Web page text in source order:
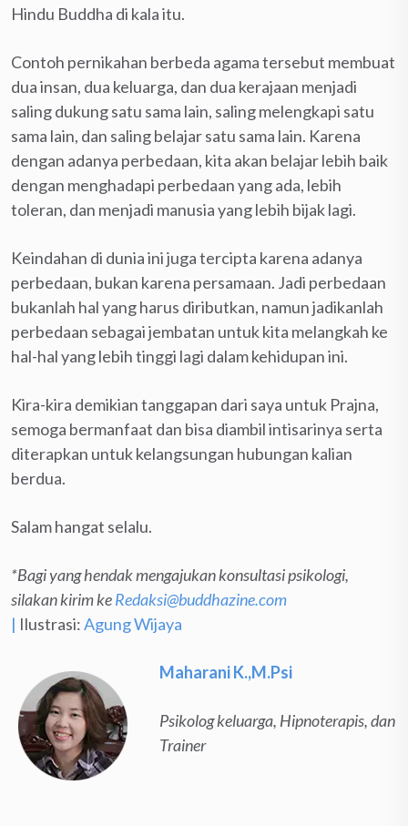
Hindu Buddha di kala itu.
Contoh pernikahan berbeda agama tersebut membuat
dua insan, dua keluarga, dan dua kerajaan menjadi
saling dukung satu sama lain, saling melengkapi satu
sama lain, dan saling belajar satu sama lain. Karena
dengan adanya perbedaan, kita akan belajar lebih baik
dengan menghadapi perbedaan yang ada, lebih
toleran, dan menjadi manusia yang lebih bijak lagi.
Keindahan di dunia ini juga tercipta karena adanya
perbedaan, bukan karena persamaan. Jadi perbedaan
bukanlah hal yang harus diributkan, namun jadikanlah
perbedaan sebagai jembatan untuk kita melangkah ke
hal-hal yang lebih tinggi lagi dalam kehidupan ini.
Kira-kira demikian tanggapan dari saya untuk Prajna,
semoga bermanfaat dan bisa diambil intisarinya serta
diterapkan untuk kelangsungan hubungan kalian
berdua.
Salam hangat selalu.
*Bagi yang hendak mengajukan konsultasi psikologi,
silakan kirim keRedaksi@buddhazine.com
| Ilustrasi:Agung Wijaya
Maharani K.,M.Psi
Psikolog keluarga, Hipnoterapis, dan
Trainer